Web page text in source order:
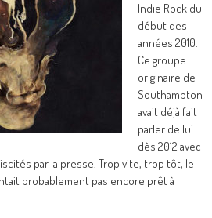
Indie Rock du
début des
années 2010.
Ce groupe
originaire de
Southampton
avait déjà fait
parler de lui
dès 2012 avec
par la presse. Trop vite, trop tôt, le
probablement pas encore prêt à